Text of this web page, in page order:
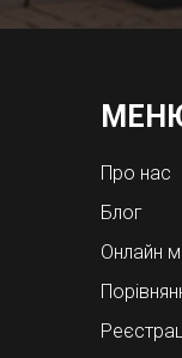
Про нас
Блог
Онлайн